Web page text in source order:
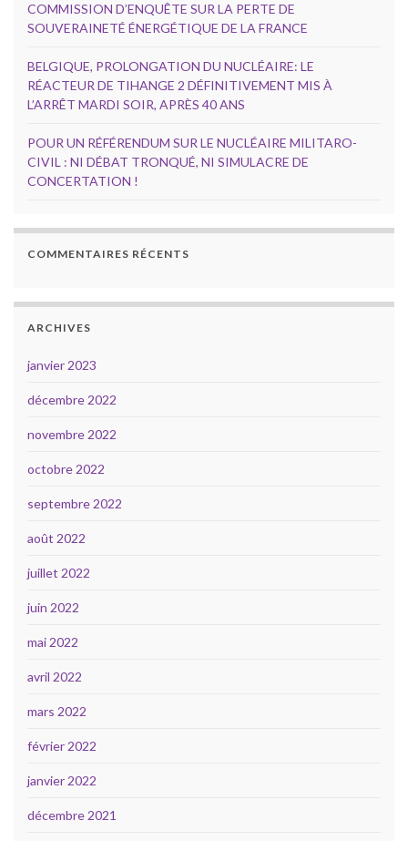
COMMISSION D’ENQUÊTE SUR LA PERTE DE
SOUVERAINETÉ ÉNERGÉTIQUE DE LA FRANCE
BELGIQUE, PROLONGATION DU NUCLÉAIRE: LE
RÉACTEUR DE TIHANGE 2 DÉFINITIVEMENT MIS À
L’ARRÊT MARDI SOIR, APRÈS 40 ANS
POUR UN RÉFÉRENDUM SUR LE NUCLÉAIRE MILITARO-
CIVIL : NI DÉBAT TRONQUÉ, NI SIMULACRE DE
CONCERTATION !
COMMENTAIRES RÉCENTS
ARCHIVES
janvier 2023
décembre 2022
novembre 2022
octobre 2022
septembre 2022
août 2022
juillet 2022
juin 2022
mai 2022
avril 2022
mars 2022
février 2022
janvier 2022
décembre 2021